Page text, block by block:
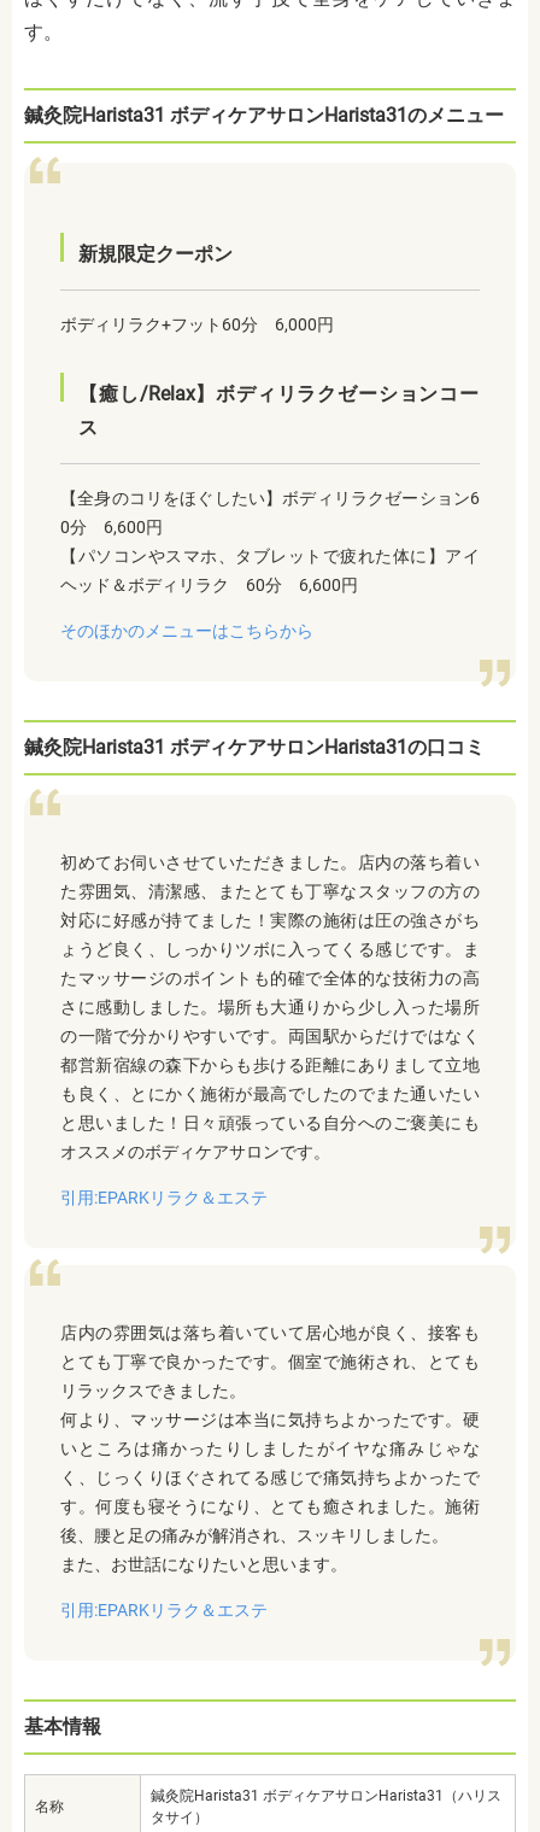
す。
鍼灸院Harista31 ボディケアサロンHarista31のメニュー
新規限定クーポン
ボディリラク+フット60分 6,000円
【癒し/Relax】ボディリラクゼーションコー
ス
【全身のコリをほぐしたい】ボディリラクゼーション6
0分 6,600円
【パソコンやスマホ、タブレットで疲れた体に】アイ
ヘッド＆ボディリラク 60分 6,600円
そのほかのメニューはこちらから
鍼灸院Harista31 ボディケアサロンHarista31の口コミ
初めてお伺いさせていただきました。店内の落ち着い
た雰囲気、清潔感、またとても丁寧なスタッフの方の
対応に好感が持てました！実際の施術は圧の強さがち
ょうど良く、しっかりツボに入ってくる感じです。ま
たマッサージのポイントも的確で全体的な技術力の高
さに感動しました。場所も大通りから少し入った場所
の一階で分かりやすいです。両国駅からだけではなく
都営新宿線の森下からも歩ける距離にありまして立地
も良く、とにかく施術が最高でしたのでまた通いたい
と思いました！日々頑張っている自分へのご褒美にも
オススメのボディケアサロンです。
引用:EPARKリラク＆エステ
店内の雰囲気は落ち着いていて居心地が良く、接客も
とても丁寧で良かったです。個室で施術され、とても
リラックスできました。
何より、マッサージは本当に気持ちよかったです。硬
いところは痛かったりしましたがイヤな痛みじゃな
く、じっくりほぐされてる感じで痛気持ちよかったで
す。何度も寝そうになり、とても癒されました。施術
後、腰と足の痛みが解消され、スッキリしました。
また、お世話になりたいと思います。
引用:EPARKリラク＆エステ
基本情報
名称
鍼灸院Harista31 ボディケアサロンHarista31（ハリス
タサイ）